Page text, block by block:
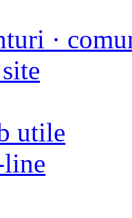
·
utile
line